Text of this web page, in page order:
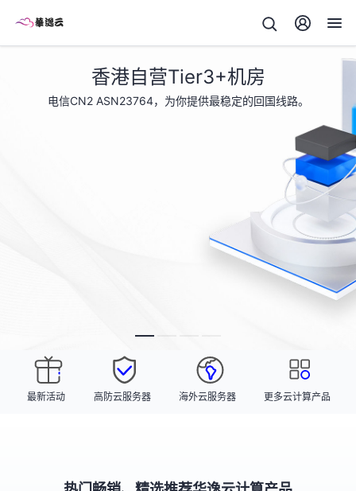
香港自营Tier3+机房
电信CN2 ASN23764，为你提供最稳定的回国线路。
最新活动 高防云服务器 海外云服务器 更多云计算产品